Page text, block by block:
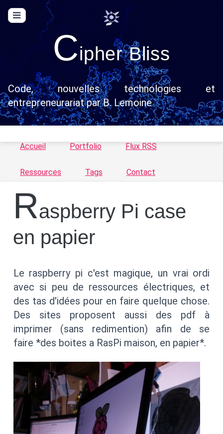
Cipher Bliss
Code, nouvelles technologies et
entrepreneurariat par B. Lemoine
Accueil Portfolio Flux RSS
Ressources Tags Contact
Raspberry Pi case
en papier
Le raspberry pi c'est magique, un vrai ordi
avec si peu de ressources électriques, et
des tas d'idées pour en faire quelque chose.
Des sites proposent aussi des pdf à
imprimer (sans redimention) afin de se
faire *des boites a RasPi maison, en papier*.